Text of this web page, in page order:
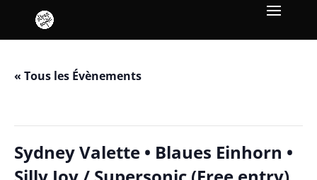
« Tous les Évènements
Sydney Valette • Blaues Einhorn •